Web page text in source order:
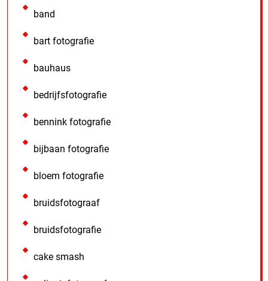
band
bart fotografie
bauhaus
bedrijfsfotografie
bennink fotografie
bijbaan fotografie
bloem fotografie
bruidsfotograaf
bruidsfotografie
cake smash